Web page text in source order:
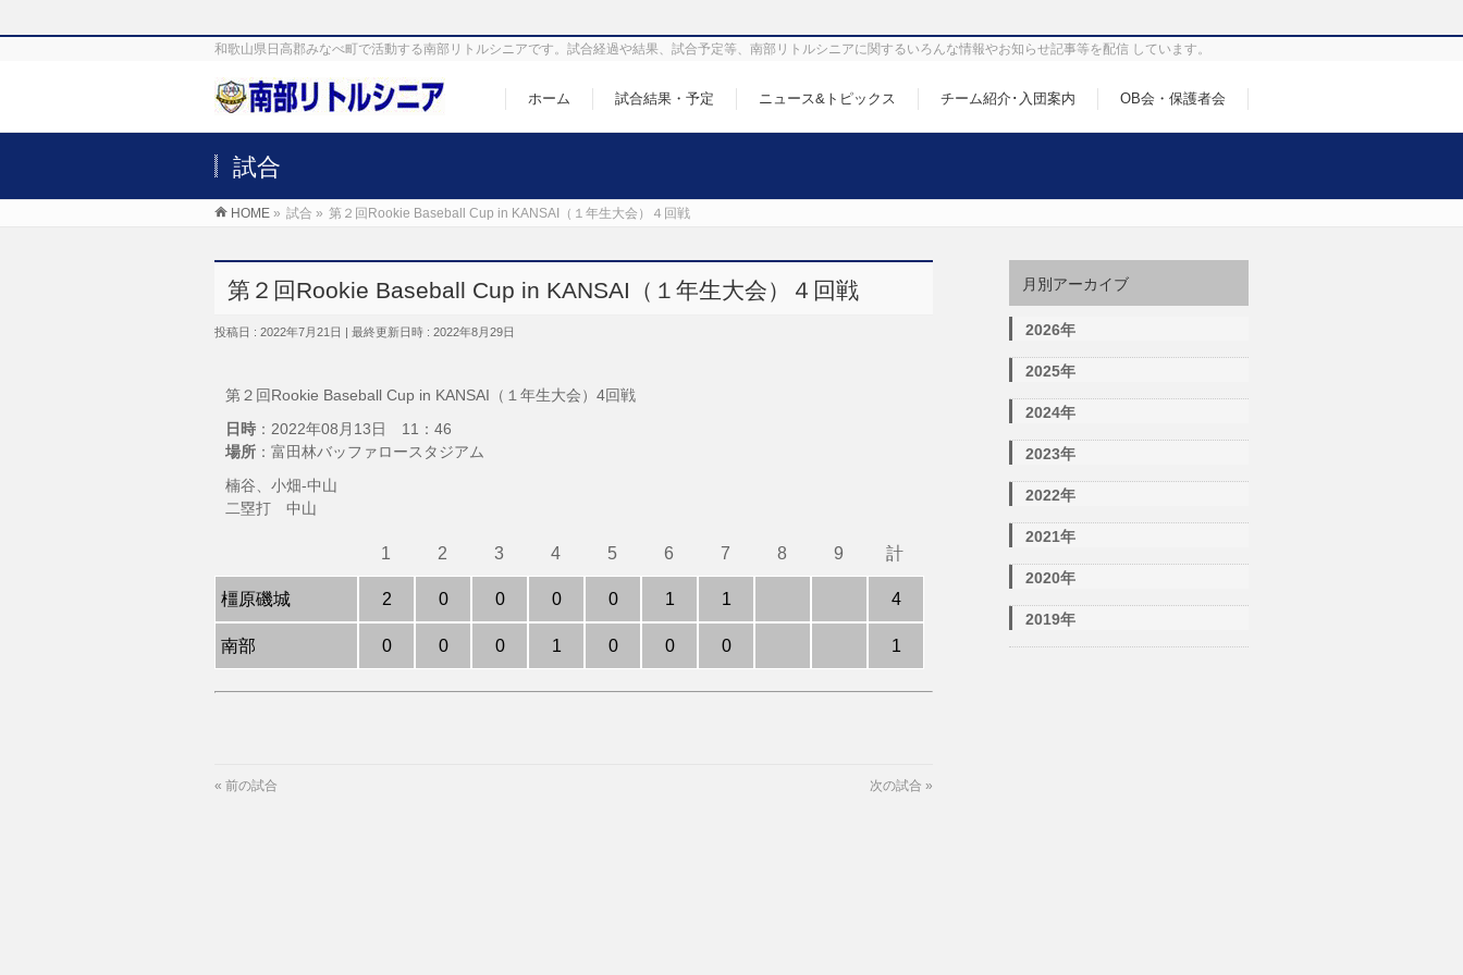
和歌山県日高郡みなべ町で活動する南部リトルシニアです。試合経過や結果、試合予定等、南部リトルシニアに関するいろんな情報やお知らせ記事等を配信 しています。
ホーム 試合結果・予定 ニュース&トピックス チーム紹介･入団案内 OB会・保護者会
試合
HOME » 試合 » 第２回Rookie Baseball Cup in KANSAI（１年生大会）４回戦
第２回Rookie Baseball Cup in KANSAI（１年生大会）４回戦
投稿日 : 2022年7月21日 最終更新日時 : 2022年8月29日
第２回Rookie Baseball Cup in KANSAI（１年生大会）4回戦
日時 ：2022年08月13日 11：46
場所 ：富田林バッファロースタジアム
楠谷、小畑-中山
二塁打 中山
橿原磯城
南部
1
2
0
2
0
0
3
0
0
4
0
1
5
0
0
6
1
0
7
1
0
8 9 計
4
1
« 前の試合 次の試合 »
月別アーカイブ
2026年
2025年
2024年
2023年
2022年
2021年
2020年
2019年